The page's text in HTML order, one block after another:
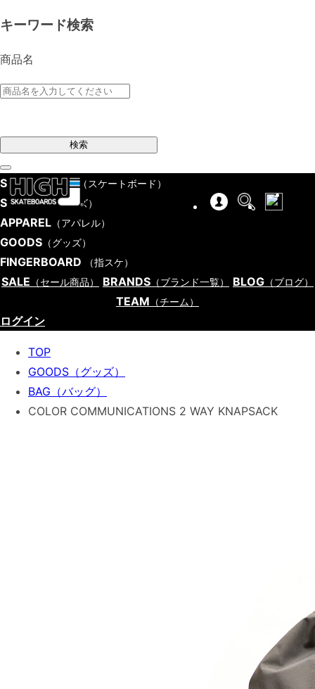
キーワード検索
商品名
検索
SKATEBOARD（スケートボード）
SHOES（シューズ）
APPAREL （アパレル）
GOODS （グッズ）
FINGERBOARD （指スケ）
SALE （セール商品） BRANDS （ブランド一覧） BLOG （ブログ）
TEAM （チーム）
ログイン
TOP
GOODS（グッズ）
BAG（バッグ）
COLOR COMMUNICATIONS 2 WAY KNAPSACK